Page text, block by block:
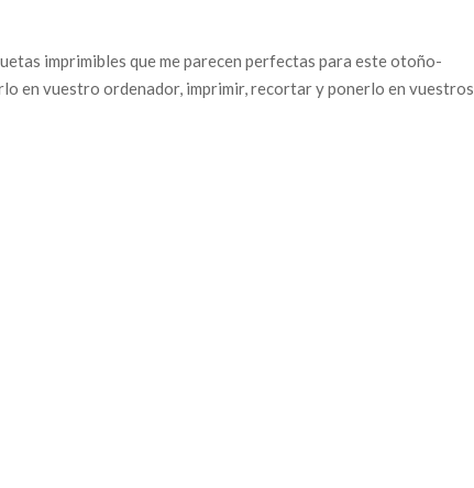
imprimibles que me parecen perfectas para este otoño-
en vuestro ordenador, imprimir, recortar y ponerlo en vuestros